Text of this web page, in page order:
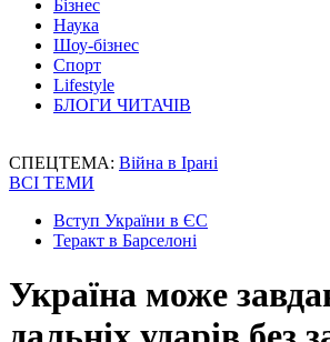
Бізнес
Наука
Шоу-бізнес
Спорт
Lifestyle
БЛОГИ ЧИТАЧІВ
СПЕЦТЕМА: Війна в Ірані
ВСІ ТЕМИ
Вступ України в ЄС
Теракт в Барселоні
Україна може